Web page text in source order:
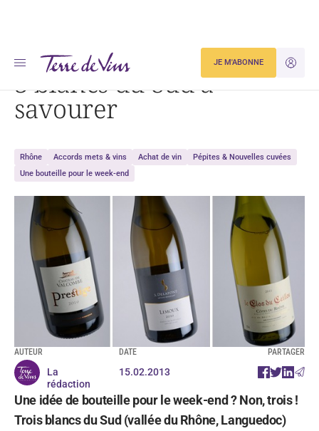
JE
JE M'ABONNE
Accueil Dégustation 3 blancs du Sud à savourer
3 blancs du Sud à
savourer
Rhône Accords mets & vins Achat de vin
Pépites & Nouvelles cuvées
Une bouteille pour le week-end
AUTEUR
La
rédaction
DATE
15.02.2013
PARTAGER
Une idée de bouteille pour le week-end ? Non, trois !
Trois blancs du Sud (vallée du Rhône, Languedoc)